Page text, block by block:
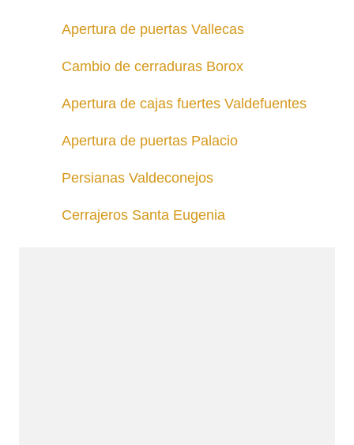
Apertura de puertas Vallecas
Cambio de cerraduras Borox
Apertura de cajas fuertes Valdefuentes
Apertura de puertas Palacio
Persianas Valdeconejos
Cerrajeros Santa Eugenia